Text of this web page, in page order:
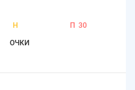
Н П 30
ОЧКИ